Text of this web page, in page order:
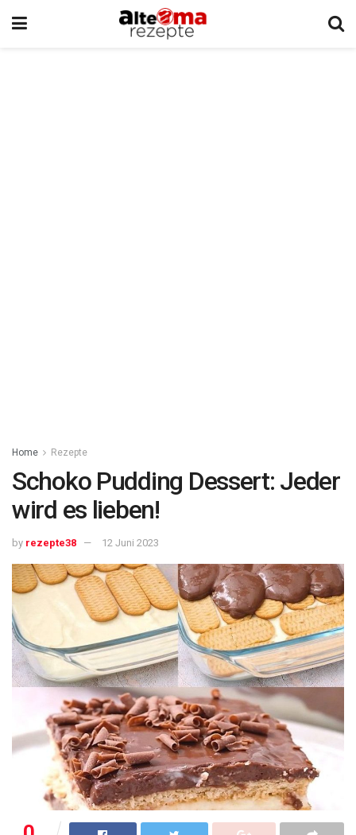
Home Rezepte
Schoko Pudding Dessert: Jeder
wird es lieben!
by rezepte38 12 Juni 2023